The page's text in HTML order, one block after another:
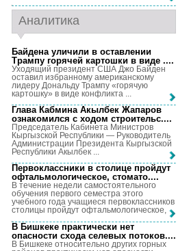
Аналитика
Байдена уличили в оставлении
Трампу горячей картошки в виде ....
Уходящий президент США Джо Байден
оставил избранному американскому
лидеру Дональду Трампу «горячую
картошку» в виде конфликта ...
Глава Кабмина Акылбек Жапаров
ознакомился с ходом строительс....
Председатель Кабинета Министров
Кыргызской Республики — Руководитель
Администрации Президента Кыргызской
Республики Акылбек ...
Первоклассники в столице пройдут
офтальмологическое, стомато....
В течение недели самостоятельного
обучения первого семестра этого
учебного года учащиеся первоклассников
столицы пройдут офтальмологическое, ...
В Бишкеке практически нет
опасности схода селевых потоков....
В Бишкеке относительно других горных